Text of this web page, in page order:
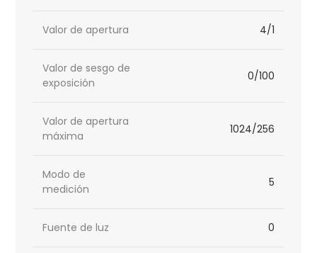
Valor de apertura 4/1
Valor de sesgo de
exposición
0/100
Valor de apertura
máxima
1024/256
Modo de
medición
5
Fuente de luz 0